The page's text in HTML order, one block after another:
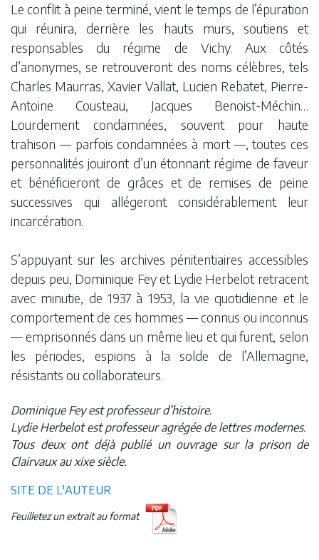
Le conflit à peine terminé, vient le temps de l’épuration
qui réunira, derrière les hauts murs, soutiens et
responsables du régime de Vichy. Aux côtés
d’anonymes, se retrouveront des noms célèbres, tels
Charles Maurras, Xavier Vallat, Lucien Rebatet, Pierre-
Antoine Cousteau, Jacques Benoist-Méchin…
Lourdement condamnées, souvent pour haute
trahison — parfois condamnées à mort —, toutes ces
personnalités jouiront d’un étonnant régime de faveur
et bénéficieront de grâces et de remises de peine
successives qui allégeront considérablement leur
incarcération.
S’appuyant sur les archives pénitentiaires accessibles
depuis peu, Dominique Fey et Lydie Herbelot retracent
avec minutie, de 1937 à 1953, la vie quotidienne et le
comportement de ces hommes — connus ou inconnus
— emprisonnés dans un même lieu et qui furent, selon
les périodes, espions à la solde de l’Allemagne,
résistants ou collaborateurs.
Dominique Fey est professeur d’histoire.
Lydie Herbelot est professeur agrégée de lettres modernes.
Tous deux ont déjà publié un ouvrage sur la prison de
Clairvaux au xixe siècle.
SITE DE L'AUTEUR
Feuilletez un extrait au format